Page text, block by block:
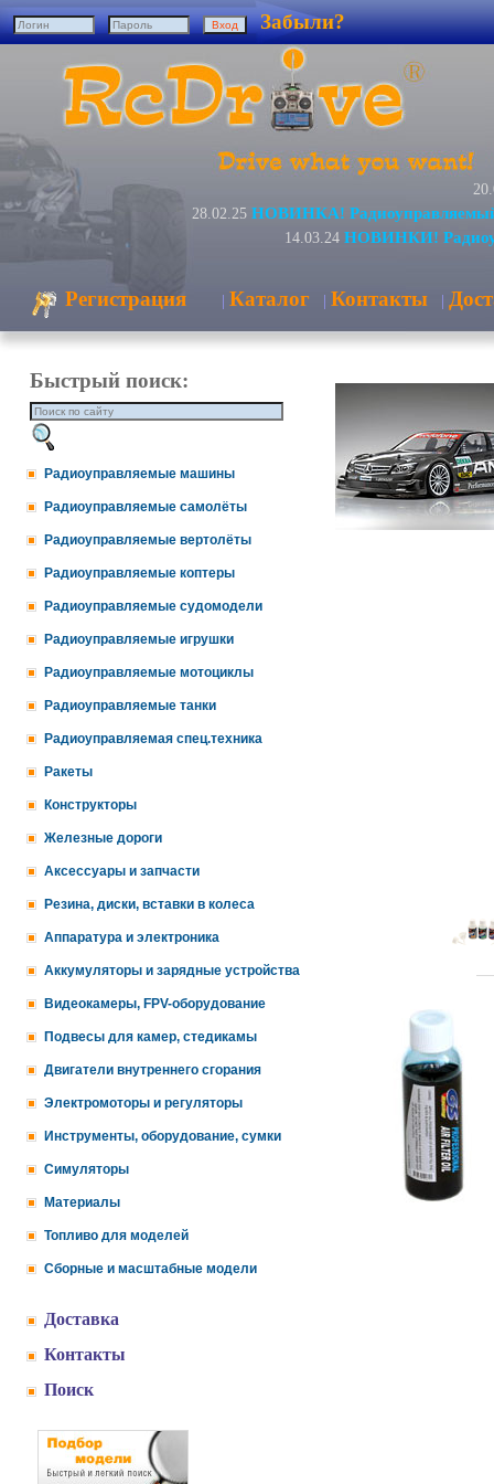
Забыли?
28.02.25 НОВИНКА! Радиоуправляемый
14.03.24 НОВИНКИ!
Регистрация | Каталог | Контакты |
Быстрый поиск:
Радиоуправляемые машины
Радиоуправляемые самолёты
Радиоуправляемые вертолёты
Радиоуправляемые коптеры
Радиоуправляемые судомодели
Радиоуправляемые игрушки
Радиоуправляемые мотоциклы
Радиоуправляемые танки
Радиоуправляемая спец.техника
Ракеты
Конструкторы
Железные дороги
Аксессуары и запчасти
Резина, диски, вставки в колеса
Аппаратура и электроника
Аккумуляторы и зарядные устройства
Видеокамеры, FPV-оборудование
Подвесы для камер, стедикамы
Двигатели внутреннего сгорания
Электромоторы и регуляторы
Инструменты, оборудование, сумки
Симуляторы
Материалы
Топливо для моделей
Сборные и масштабные модели
Доставка
Контакты
Поиск